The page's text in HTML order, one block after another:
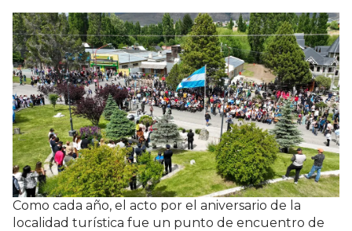
Como cada año, el acto por el aniversario de la
localidad turística fue un punto de encuentro de